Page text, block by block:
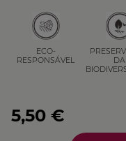
ECO-
RESPONSÁVEL
DA
5,50 €